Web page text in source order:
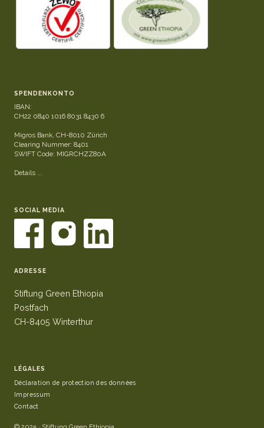
SPENDENKONTO
IBAN:
CH22 0840 1016 8031 8430 6
Migros Bank, CH-8010 Zürich
Clearing Nummer: 8401
SWIFT Code: MIGRCHZZ80A
Details ...
SOCIAL MEDIA
ADRESSE
Stiftung Green Ethiopia
Postfach
CH-8405 Winterthur
LÉGALES
Déclaration de protection des données
Impressum
Contact